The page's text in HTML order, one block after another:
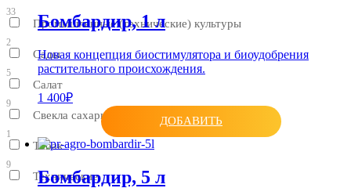
33
Промышленные (технические) культуры
2
Сады
5
Салат
9
Свекла сахарная
1
Табак
9
Технические
Бомбардир, 1 л
Новая концепция биостимулятора и биоудобрения
растительного происхождения.
1 400₽
ДОБАВИТЬ
Бомбардир, 5 л